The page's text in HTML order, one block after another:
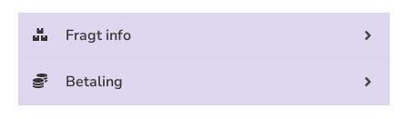
Fragt info
Betaling